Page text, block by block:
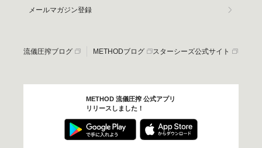
メールマガジン登録
流儀圧搾ブログ METHODブログ スターシーズ公式サイト
METHOD 流儀圧搾 公式アプリ
リリースしました！